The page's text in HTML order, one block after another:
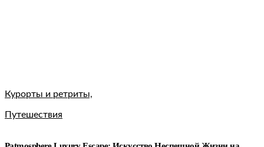
Курорты и ретриты,
Путешествия